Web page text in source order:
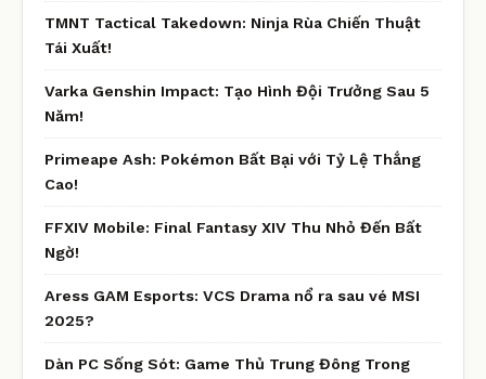
TMNT Tactical Takedown: Ninja Rùa Chiến Thuật
Tái Xuất!
Varka Genshin Impact: Tạo Hình Đội Trưởng Sau 5
Năm!
Primeape Ash: Pokémon Bất Bại với Tỷ Lệ Thắng
Cao!
FFXIV Mobile: Final Fantasy XIV Thu Nhỏ Đến Bất
Ngờ!
Aress GAM Esports: VCS Drama nổ ra sau vé MSI
2025?
Dàn PC Sống Sót: Game Thủ Trung Đông Trong